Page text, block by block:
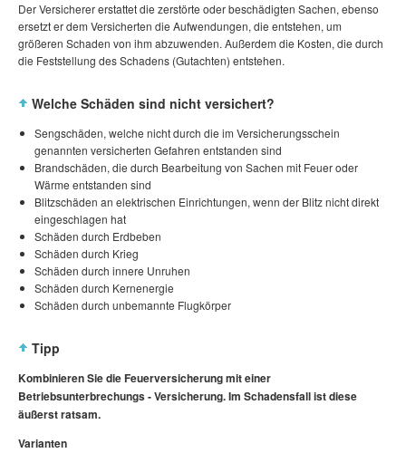
Der Versicherer erstattet die zerstörte oder beschädigten Sachen, ebenso
ersetzt er dem Versicherten die Aufwendungen, die entstehen, um
größeren Schaden von ihm abzuwenden. Außerdem die Kosten, die durch
die Feststellung des Schadens (Gutachten) entstehen.
Welche Schäden sind nicht versichert?
Sengschäden, welche nicht durch die im Versicherungsschein
genannten versicherten Gefahren entstanden sind
Brandschäden, die durch Bearbeitung von Sachen mit Feuer oder
Wärme entstanden sind
Blitzschäden an elektrischen Einrichtungen, wenn der Blitz nicht direkt
eingeschlagen hat
Schäden durch Erdbeben
Schäden durch Krieg
Schäden durch innere Unruhen
Schäden durch Kernenergie
Schäden durch unbemannte Flugkörper
Tipp
Kombinieren Sie die Feuerversicherung mit einer
Betriebsunterbrechungs - Versicherung. Im Schadensfall ist diese
äußerst ratsam.
Varianten